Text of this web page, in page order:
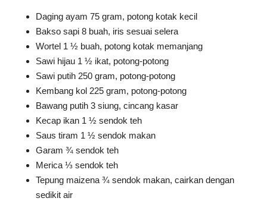
Daging ayam 75 gram, potong kotak kecil
Bakso sapi 8 buah, iris sesuai selera
Wortel 1 ½ buah, potong kotak memanjang
Sawi hijau 1 ½ ikat, potong-potong
Sawi putih 250 gram, potong-potong
Kembang kol 225 gram, potong-potong
Bawang putih 3 siung, cincang kasar
Kecap ikan 1 ½ sendok teh
Saus tiram 1 ½ sendok makan
Garam ¾ sendok teh
Merica ⅓ sendok teh
Tepung maizena ¾ sendok makan, cairkan dengan
sedikit air